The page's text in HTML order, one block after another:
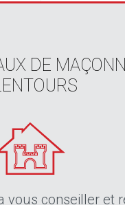
DE
vous conseiller et